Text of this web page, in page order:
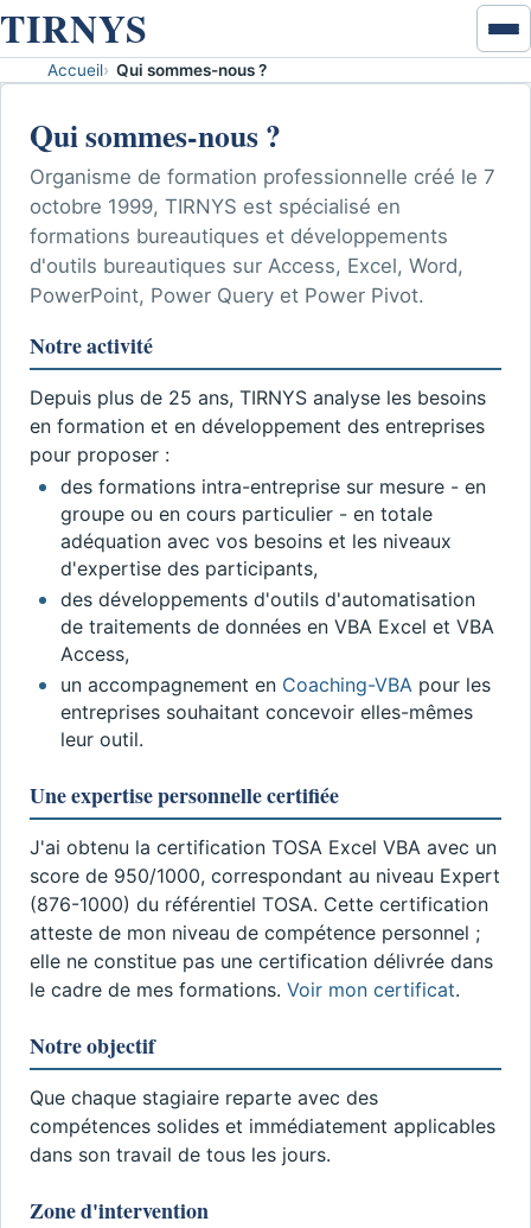
TIRNYS
Accueil
Excel & données
VBA
Développement VBA
Word - PowerPoint - Access
Disponibilités
Contact
Accueil Qui sommes-nous ?
Qui sommes-nous ?
Organisme de formation professionnelle créé le 7
octobre 1999, TIRNYS est spécialisé en
formations bureautiques et développements
d'outils bureautiques sur Access, Excel, Word,
PowerPoint, Power Query et Power Pivot.
Notre activité
Depuis plus de 25 ans, TIRNYS analyse les besoins
en formation et en développement des entreprises
pour proposer :
des formations intra-entreprise sur mesure - en
groupe ou en cours particulier - en totale
adéquation avec vos besoins et les niveaux
d'expertise des participants,
des développements d'outils d'automatisation
de traitements de données en VBA Excel et VBA
Access,
un accompagnement en Coaching-VBA pour les
entreprises souhaitant concevoir elles-mêmes
leur outil.
Une expertise personnelle certifiée
J'ai obtenu la certification TOSA Excel VBA avec un
score de 950/1000, correspondant au niveau Expert
(876-1000) du référentiel TOSA. Cette certification
atteste de mon niveau de compétence personnel ;
elle ne constitue pas une certification délivrée dans
le cadre de mes formations. Voir mon certificat.
Notre objectif
Que chaque stagiaire reparte avec des
compétences solides et immédiatement applicables
dans son travail de tous les jours.
Zone d'intervention